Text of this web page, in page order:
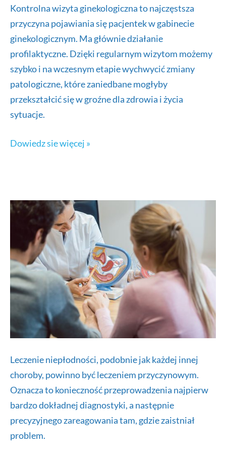
Kontrolna wizyta ginekologiczna to najczęstsza
przyczyna pojawiania się pacjentek w gabinecie
ginekologicznym. Ma głównie działanie
profilaktyczne. Dzięki regularnym wizytom możemy
szybko i na wczesnym etapie wychwycić zmiany
patologiczne, które zaniedbane mogłyby
przekształcić się w groźne dla zdrowia i życia
sytuacje.
Badania
Dowiedz sie więcej »
Leczenie niepłodności, podobnie jak każdej innej
choroby, powinno być leczeniem przyczynowym.
Oznacza to konieczność przeprowadzenia najpierw
bardzo dokładnej diagnostyki, a następnie
precyzyjnego zareagowania tam, gdzie zaistniał
problem.